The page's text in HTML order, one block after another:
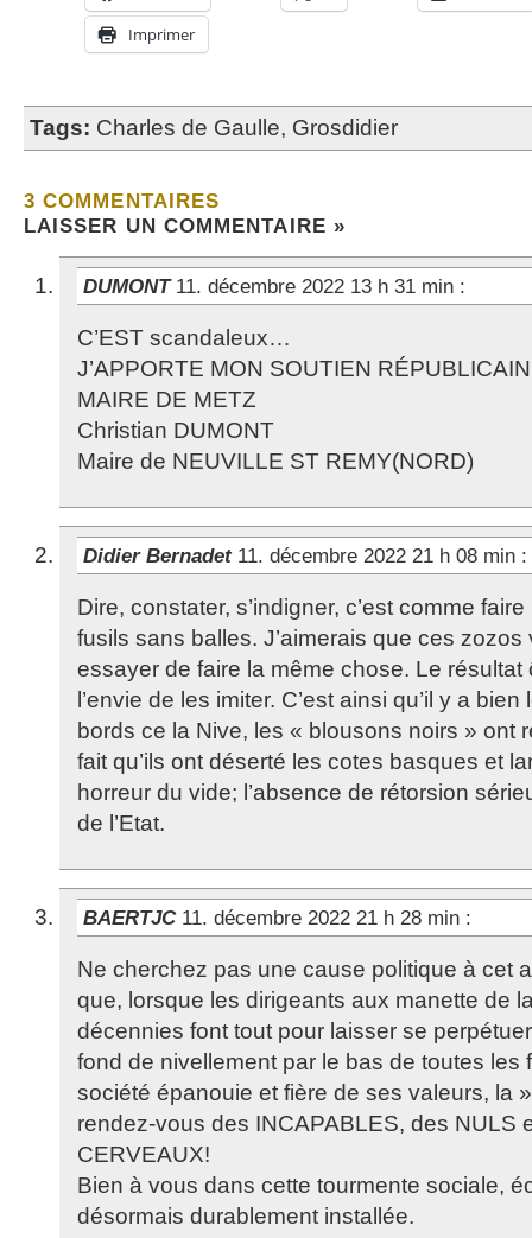
Imprimer
Tags: Charles de Gaulle, Grosdidier
3 COMMENTAIRES
LAISSER UN COMMENTAIRE »
DUMONT 11. décembre 2022 13 h 31 min :
C’EST scandaleux…
J’APPORTE MON SOUTIEN
MAIRE DE METZ
Christian DUMONT
Maire de NEUVILLE ST REMY(NORD)
Didier Bernadet 11. décembre 2022 21 h 08 min :
Dire, constater, s’indigner, c’est comme
fusils sans balles. J’aimerais que ces
essayer de faire la même chose. Le résultat
l’envie de les imiter. C’est ainsi qu’il y a
bords ce la Nive, les « blousons noirs » ont
fait qu’ils ont déserté les cotes basques et
horreur du vide; l’absence de rétorsion
de l’Etat.
BAERTJC 11. décembre 2022 21 h 28 min :
Ne cherchez pas une cause politique à cet
que, lorsque les dirigeants aux manette de
décennies font tout pour laisser se
fond de nivellement par le bas de toutes les
société épanouie et fière de ses valeurs, la
rendez-vous des INCAPABLES, des NULS
CERVEAUX!
Bien à vous dans cette tourmente sociale,
désormais durablement installée.